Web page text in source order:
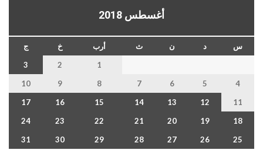
أغسطس 2018
س د ن ث أرب خ
ج
1
2
3
4
5
6
7
8
9
10
11
12
13
14
15
16
17
18
19
20
21
22
23
24
25
26
27
28
29
30
31